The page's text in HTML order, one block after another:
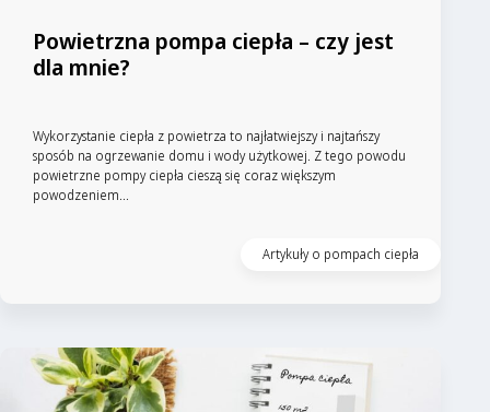
Powietrzna pompa ciepła – czy jest
dla mnie?
Wykorzystanie ciepła z powietrza to najłatwiejszy i najtańszy
sposób na ogrzewanie domu i wody użytkowej. Z tego powodu
powietrzne pompy ciepła cieszą się coraz większym
powodzeniem...
Artykuły o pompach ciepła